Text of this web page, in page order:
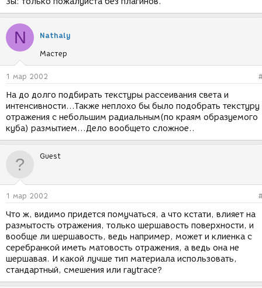
N Nathaly
Мастер
1 мар 2002
На до долго подбирать текстуры рассеивания света и
интенсивности...Также неплохо бы было подобрать текстуру
отражения с небольшим радиальным(по краям образуемого
куба) размытием...Дело вообщето сложное..
Guest
1 мар 2002
Что ж, видимо придется помучаться, а что кстати, влияет на
размытость отражения, только шершавость поверхности, и
вообще ли шершавость, ведь например, может и клиенка с
серебранкой иметь матовость отражения, а ведь она не
шершавая. И какой лучше тип материала использовать,
стандартный, смешения или raytrace?